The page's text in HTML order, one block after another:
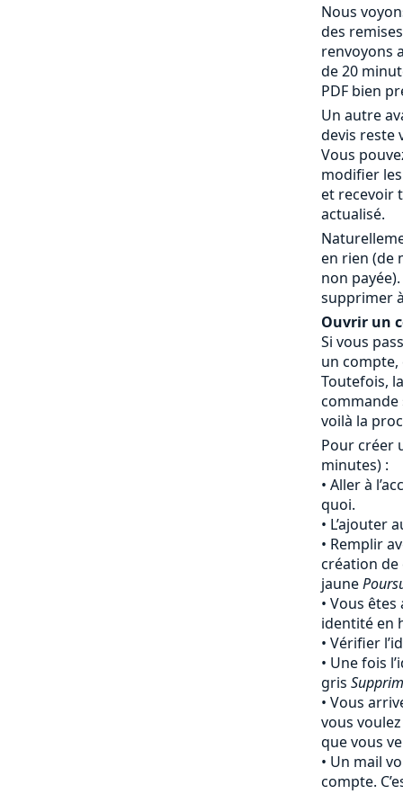
Nous
des
renvoyons
de 20
PDF bien
Un autre
devis reste
Vous
modifier
et recevoir
actualisé.
en rien (de
non
supprimer
Ouvrir un
Si vous
un compte,
Toutefois,
commande
voilà la
Pour créer
minutes) :
Aller à
quoi.
L’ajouter
Remplir
création
jaune
Vous êtes
identité en
Vérifier
Une fois
gris
Vous
vous
que vous
Un mail
compte.